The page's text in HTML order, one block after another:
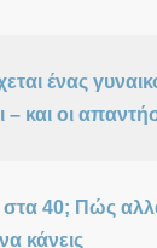
ένας
και οι
40; Πώς
κάνεις